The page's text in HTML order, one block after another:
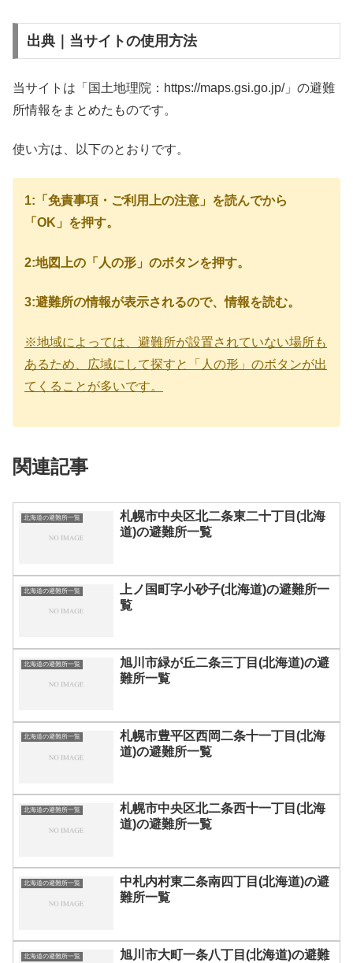
出典｜当サイトの使用方法
当サイトは「国土地理院：https://maps.gsi.go.jp/」の避難
所情報をまとめたものです。
使い方は、以下のとおりです。
1:「免責事項・ご利用上の注意」を読んでから
「OK」を押す。
2:地図上の「人の形」のボタンを押す。
3:避難所の情報が表示されるので、情報を読む。
※地域によっては、避難所が設置されていない場所も
あるため、広域にして探すと「人の形」のボタンが出
てくることが多いです。
関連記事
北海道の避難所一覧
札幌市中央区北二条東二十丁目(北海
道)の避難所一覧
北海道の避難所一覧
上ノ国町字小砂子(北海道)の避難所一
覧
北海道の避難所一覧
旭川市緑が丘二条三丁目(北海道)の避
難所一覧
北海道の避難所一覧
札幌市豊平区西岡二条十一丁目(北海
道)の避難所一覧
北海道の避難所一覧
札幌市中央区北二条西十一丁目(北海
道)の避難所一覧
北海道の避難所一覧
中札内村東二条南四丁目(北海道)の避
難所一覧
北海道の避難所一覧
旭川市大町一条八丁目(北海道)の避難